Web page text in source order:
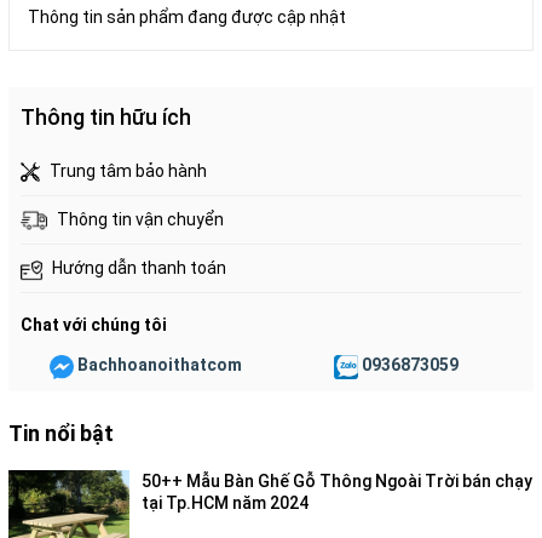
Thông tin sản phẩm đang được cập nhật
Thông tin hữu ích
Trung tâm bảo hành
Thông tin vận chuyển
Hướng dẫn thanh toán
Chat với chúng tôi
Bachhoanoithatcom 0936873059
Tin nổi bật
50++ Mẫu Bàn Ghế Gỗ Thông Ngoài Trời bán chạy
tại Tp.HCM năm 2024